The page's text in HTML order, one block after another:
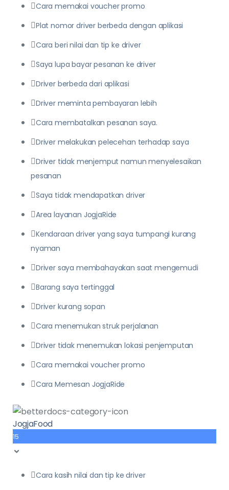
Cara memakai voucher promo
Plat nomor driver berbeda dengan aplikasi
Cara beri nilai dan tip ke driver
Saya lupa bayar pesanan ke driver
Driver berbeda dari aplikasi
Driver meminta pembayaran lebih
Cara membatalkan pesanan saya.
Driver melakukan pelecehan terhadap saya
Driver tidak menjemput namun menyelesaikan
pesanan
Saya tidak mendapatkan driver
Area layanan JogjaRide
Kendaraan driver yang saya tumpangi kurang
nyaman
Driver saya membahayakan saat mengemudi
Barang saya tertinggal
Driver kurang sopan
Cara menemukan struk perjalanan
Driver tidak menemukan lokasi penjemputan
Cara memakai voucher promo
Cara Memesan JogjaRide
JogjaFood
15
Cara kasih nilai dan tip ke driver